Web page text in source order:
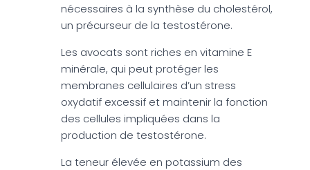
nécessaires à la synthèse du cholestérol,
un précurseur de la testostérone.
Les avocats sont riches en vitamine E
minérale, qui peut protéger les
membranes cellulaires d’un stress
oxydatif excessif et maintenir la fonction
des cellules impliquées dans la
production de testostérone.
La teneur élevée en potassium des